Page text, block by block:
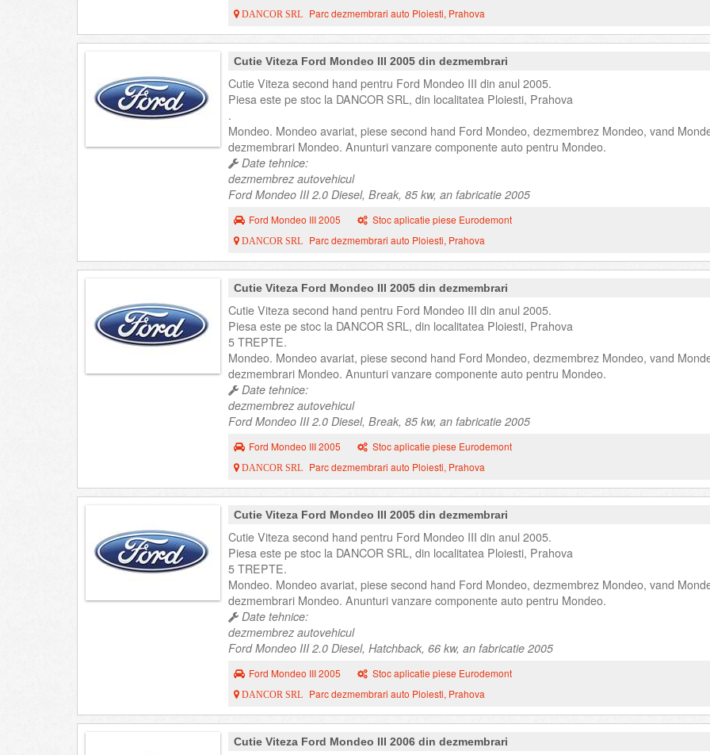
DANCOR SRL Parc dezmembrari auto Ploiesti, Prahova
Cutie Viteza Ford Mondeo III 2005 din dezmembrari
Cutie Viteza second hand pentru Ford Mondeo III din anul 2005.
Piesa este pe stoc la DANCOR SRL, din localitatea Ploiesti, Prahova
.
Mondeo. Mondeo avariat, piese second hand Ford Mondeo, dezmembrez Mondeo, vand
dezmembrari Mondeo. Anunturi vanzare componente auto pentru Mondeo.
Date tehnice:
dezmembrez autovehicul
Ford Mondeo III 2.0 Diesel, Break, 85 kw, an fabricatie 2005
Ford Mondeo III 2005 Stoc aplicatie piese Eurodemont
DANCOR SRL Parc dezmembrari auto Ploiesti, Prahova
Cutie Viteza Ford Mondeo III 2005 din dezmembrari
Cutie Viteza second hand pentru Ford Mondeo III din anul 2005.
Piesa este pe stoc la DANCOR SRL, din localitatea Ploiesti, Prahova
5 TREPTE.
Mondeo. Mondeo avariat, piese second hand Ford Mondeo, dezmembrez Mondeo, vand
dezmembrari Mondeo. Anunturi vanzare componente auto pentru Mondeo.
Date tehnice:
dezmembrez autovehicul
Ford Mondeo III 2.0 Diesel, Break, 85 kw, an fabricatie 2005
Ford Mondeo III 2005 Stoc aplicatie piese Eurodemont
DANCOR SRL Parc dezmembrari auto Ploiesti, Prahova
Cutie Viteza Ford Mondeo III 2005 din dezmembrari
Cutie Viteza second hand pentru Ford Mondeo III din anul 2005.
Piesa este pe stoc la DANCOR SRL, din localitatea Ploiesti, Prahova
5 TREPTE.
Mondeo. Mondeo avariat, piese second hand Ford Mondeo, dezmembrez Mondeo, vand
dezmembrari Mondeo. Anunturi vanzare componente auto pentru Mondeo.
Date tehnice:
dezmembrez autovehicul
Ford Mondeo III 2.0 Diesel, Hatchback, 66 kw, an fabricatie 2005
Ford Mondeo III 2005 Stoc aplicatie piese Eurodemont
DANCOR SRL Parc dezmembrari auto Ploiesti, Prahova
Cutie Viteza Ford Mondeo III 2006 din dezmembrari